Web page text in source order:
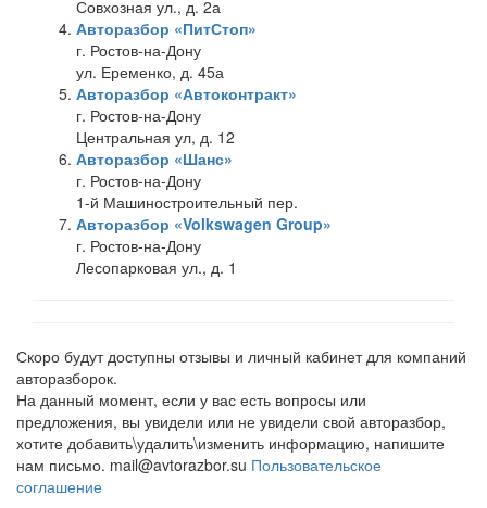
Совхозная ул., д. 2а
Авторазбор «ПитСтоп»
г. Ростов-на-Дону
ул. Еременко, д. 45а
Авторазбор «Автоконтракт»
г. Ростов-на-Дону
Центральная ул, д. 12
Авторазбор «Шанс»
г. Ростов-на-Дону
1-й Машиностроительный пер.
Авторазбор «Volkswagen Group»
г. Ростов-на-Дону
Лесопарковая ул., д. 1
Скоро будут доступны отзывы и личный кабинет для компаний
авторазборок.
На данный момент, если у вас есть вопросы или
предложения, вы увидели или не увидели свой авторазбор,
хотите добавить\удалить\изменить информацию, напишите
нам письмо. mail@avtorazbor.su Пользовательское
соглашение